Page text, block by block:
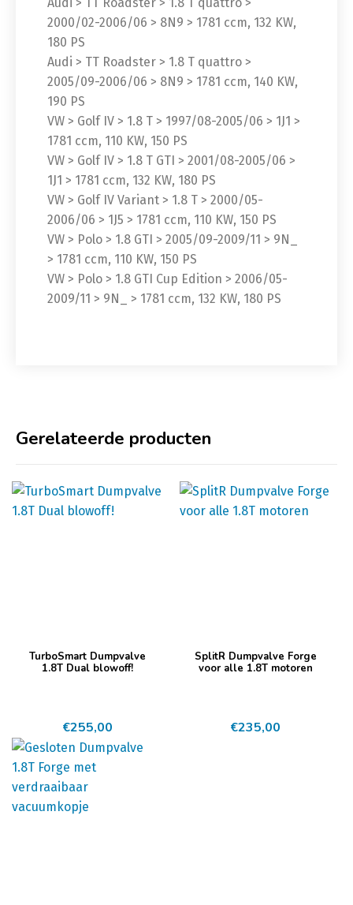
2000/02-2006/06 > 8N9 > 1781 ccm, 132 KW,
180 PS
Audi > TT Roadster > 1.8 T quattro >
2005/09-2006/06 > 8N9 > 1781 ccm, 140 KW,
190 PS
VW > Golf IV > 1.8 T > 1997/08-2005/06 > 1J1 >
1781 ccm, 110 KW, 150 PS
VW > Golf IV > 1.8 T GTI > 2001/08-2005/06 >
1J1 > 1781 ccm, 132 KW, 180 PS
VW > Golf IV Variant > 1.8 T > 2000/05-
2006/06 > 1J5 > 1781 ccm, 110 KW, 150 PS
VW > Polo > 1.8 GTI > 2005/09-2009/11 > 9N_
> 1781 ccm, 110 KW, 150 PS
VW > Polo > 1.8 GTI Cup Edition > 2006/05-
2009/11 > 9N_ > 1781 ccm, 132 KW, 180 PS
Gerelateerde producten
TurboSmart Dumpvalve
1.8T Dual blowoff!
€255,00
SplitR Dumpvalve Forge
voor alle 1.8T motoren
€235,00